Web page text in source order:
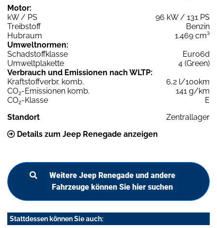
Motor:
kW / PS
96 kW / 131 PS
Treibstoff
Benzin
Hubraum
1.469 cm³
Umweltnormen:
Schadstoffklasse
Euro6d
Umweltplakette
4 (Green)
Verbrauch und Emissionen nach WLTP:
Kraftstoffverbr. komb.
6,2 l/100km
CO2-Emissionen komb.
141 g/km
CO2-Klasse
E
Standort
Zentrallager
Details zum Jeep Renegade anzeigen
Weitere Jeep Renegade und andere
Fahrzeuge können Sie hier suchen
Stattdessen können Sie auch: